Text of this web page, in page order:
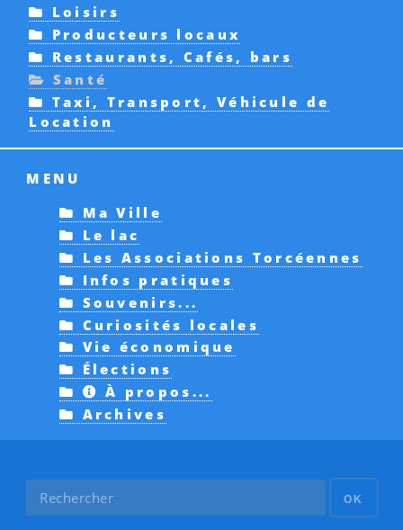
Loisirs
Producteurs locaux
Restaurants, Cafés, bars
Santé
Taxi, Transport, Véhicule de
Location
MENU
Ma Ville
Le lac
Les Associations Torcéennes
Infos pratiques
Souvenirs...
Curiosités locales
Vie économique
Élections
À propos...
Archives
OK